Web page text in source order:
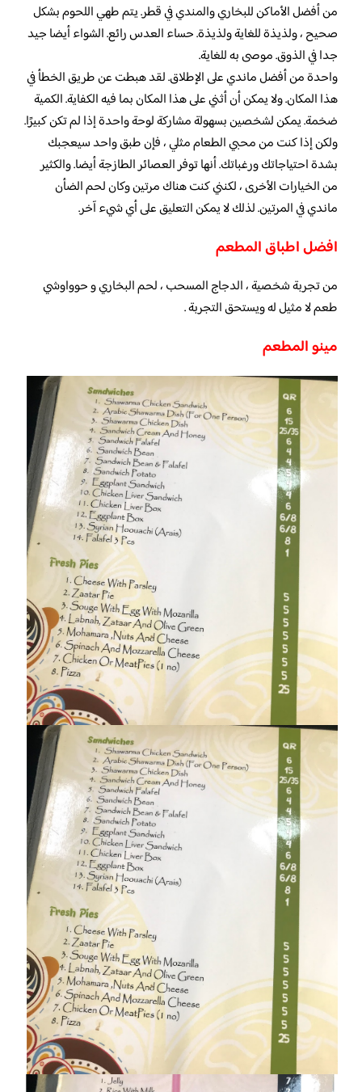
من أفضل الأماكن للبخاري والمندي في قطر. يتم طهي اللحوم بشكل
صحيح ، ولذيذة للغاية ولذيذة. حساء العدس رائع. الشواء أيضا جيد
جدا في الذوق. موصى به للغاية.
واحدة من أفضل ماندي على الإطلاق. لقد هبطت عن طريق الخطأ في
هذا المكان. ولا يمكن أن أثني على هذا المكان بما فيه الكفاية. الكمية
ضخمة. يمكن لشخصين بسهولة مشاركة لوحة واحدة إذا لم تكن كبيرًا.
ولكن إذا كنت من محبي الطعام مثلي ، فإن طبق واحد سيعجبك
بشدة احتياجاتك ورغباتك. أنها توفر العصائر الطازجة أيضا. والكثير
من الخيارات الأخرى ، لكنني كنت هناك مرتين وكان لحم الضأن
ماندي في المرتين. لذلك لا يمكن التعليق على أي شيء آخر.
افضل اطباق المطعم
من تجربة شخصية ، الدجاج المسحب ، لحم البخاري و حوواوشي
طعم لا مثيل له ويستحق التجربة .
مينو المطعم